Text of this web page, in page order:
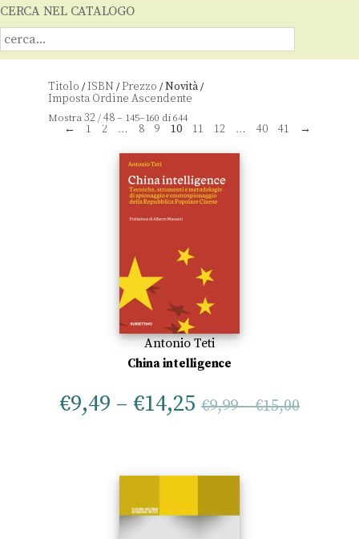
CERCA NEL CATALOGO
Titolo /ISBN /Prezzo /Novità/
Mostra32/48– 145–160 di 644
← 1 2 … 8 9 10 11 12 … 40 41 →
Antonio Teti
China intelligence
€9,49 – €14,25 €9,99–€15,00